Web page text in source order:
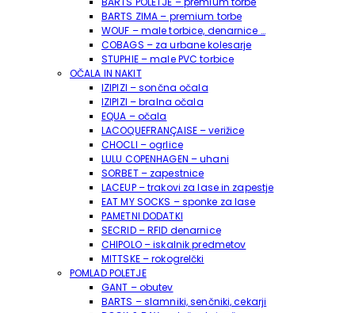
BARTS ZIMA – premium torbe
WOUF – male torbice, denarnice …
COBAGS – za urbane kolesarje
STUPHIE – male PVC torbice
OČALA IN NAKIT
IZIPIZI – sončna očala
IZIPIZI – bralna očala
EQUA – očala
LACOQUEFRANÇAISE – verižice
CHOCLI – ogrlice
LULU COPENHAGEN – uhani
SORBET – zapestnice
LACEUP – trakovi za lase in zapestje
EAT MY SOCKS – sponke za lase
PAMETNI DODATKI
SECRID – RFID denarnice
CHIPOLO – iskalnik predmetov
MITTSKE – rokogrelčki
POMLAD POLETJE
GANT – obutev
BARTS – slamniki, senčniki, cekarji